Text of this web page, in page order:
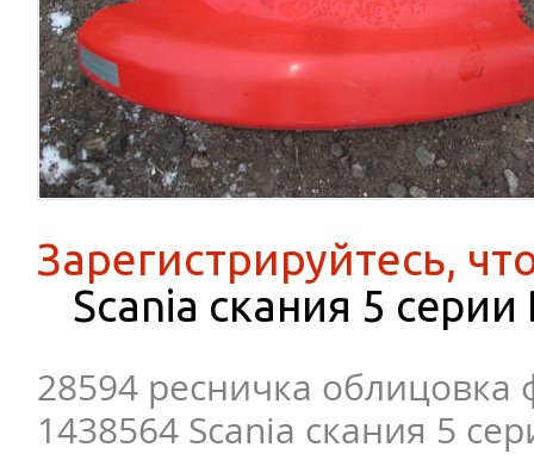
Зарегистрируйтесь,
Scania скания 5 серии
28594 ресничка облицовка
1438564 Scania скания 5